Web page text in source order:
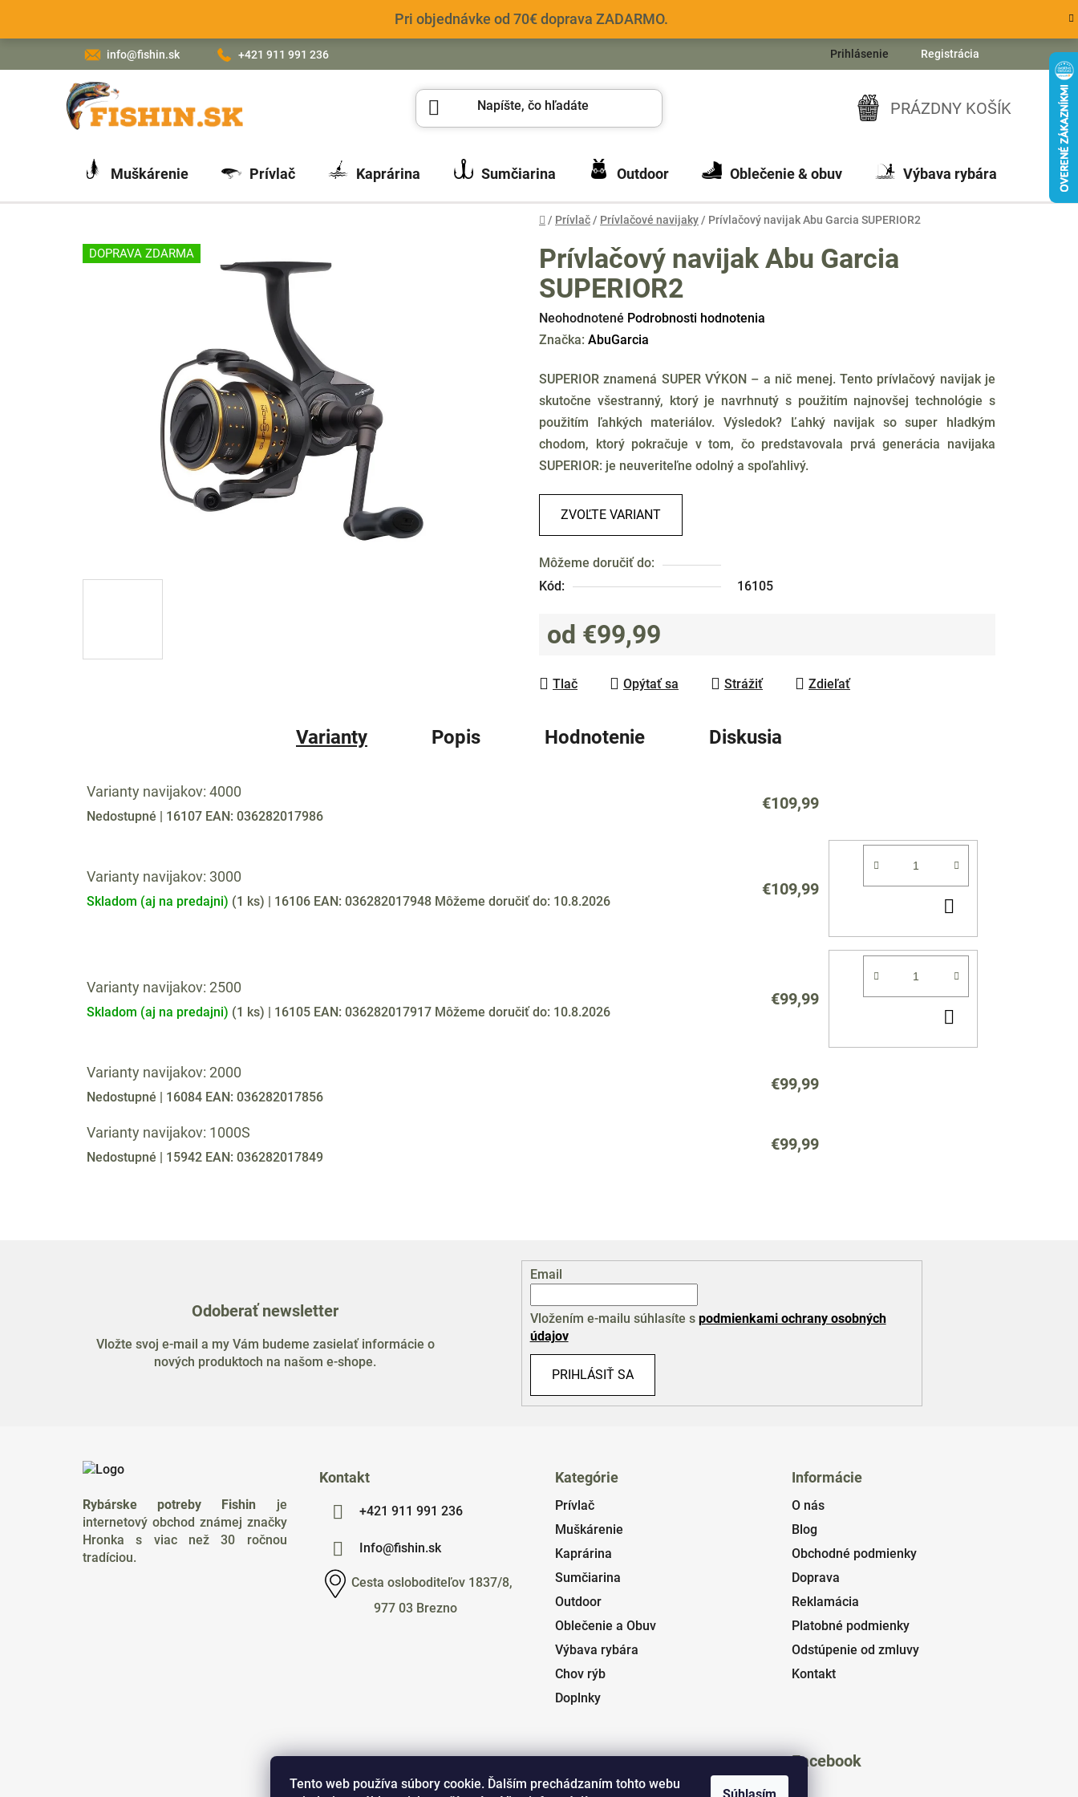
Tento web používa súbory cookie. Ďalším prechádzaním tohto webu
obsah
Pri objednávke od 70€ doprava ZADARMO.
info@fishin.sk +421 911 991 236 Prihlásenie Registrácia
NÁKUPNÝ
KOŠÍK
PRÁZDNY KOŠÍK
Muškárenie Prívlač Kaprárina Sumčiarina Outdoor Oblečenie & obuv Výbava rybára
Domov
/ Prívlač / Prívlačové navijaky / Prívlačový navijak Abu Garcia SUPERIOR2
Prívlačový navijak Abu Garcia
SUPERIOR2
Priemerné
hodnotenie
je
0,0
z
5
hviezdičiek.
Neohodnotené Podrobnosti hodnotenia
Značka: AbuGarcia
SUPERIOR znamená SUPER VÝKON – a nič menej. Tento prívlačový navijak je
skutočne všestranný, ktorý je navrhnutý s použitím najnovšej technológie s
použitím ľahkých materiálov. Výsledok? Ľahký navijak so super hladkým
chodom, ktorý pokračuje v tom, čo predstavovala prvá generácia navijaka
SUPERIOR: je neuveriteľne odolný a spoľahlivý.
ZVOĽTE VARIANT
Môžeme doručiť do:
Kód:
16105
od €99,99
Tlač
Opýtať sa Strážiť Zdieľať
DOPRAVA ZDARMA
Varianty Popis Hodnotenie Diskusia
Varianty navijakov: 4000
Nedostupné | 16107 EAN: 036282017986
€109,99
Varianty navijakov: 3000
Skladom (aj na predajni) (1 ks) | 16106 EAN: 036282017948 Môžeme doručiť do: 10.8.2026
€109,99
Varianty navijakov: 2500
Skladom (aj na predajni) (1 ks) | 16105 EAN: 036282017917 Môžeme doručiť do: 10.8.2026
€99,99
Varianty navijakov: 2000
Nedostupné | 16084 EAN: 036282017856
€99,99
Varianty navijakov: 1000S
Nedostupné | 15942 EAN: 036282017849
€99,99
Odoberať newsletter
Vložte svoj e-mail a my Vám budeme zasielať informácie o
nových produktoch na našom e-shope.
Email
Vložením e-mailu súhlasíte s podmienkami ochrany osobných
údajov
PRIHLÁSIŤ SA
Rybárske potreby Fishin je
internetový obchod známej značky
Hronka s viac než 30 ročnou
tradíciou.
Kontakt
+421 911 991 236
Info@fishin.sk
Cesta osloboditeľov 1837/8,
977 03 Brezno
Kategórie
Prívlač
Muškárenie
Kaprárina
Sumčiarina
Outdoor
Oblečenie a Obuv
Výbava rybára
Chov rýb
Doplnky
Informácie
O nás
Blog
Obchodné podmienky
Doprava
Reklamácia
Platobné podmienky
Odstúpenie od zmluvy
Kontakt
Facebook